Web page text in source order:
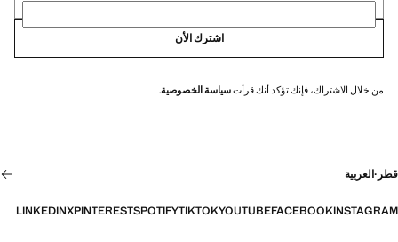
اشترك الأن
من خلال الاشتراك، فإنك تؤكد أنك قرأتسياسة الخصوصية.
قطر ·العربية
INSTAGRAM
FACEBOOK
YOUTUBE
TIKTOK
SPOTIFY
PINTEREST
X
LINKEDIN